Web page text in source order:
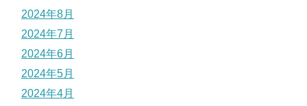
2024年8月
2024年7月
2024年6月
2024年5月
2024年4月